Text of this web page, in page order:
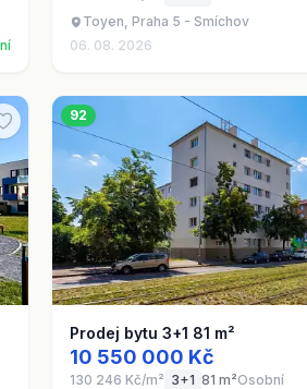
Toyen, Praha 5 - Smíchov
06. 08. 2026
92
Prodej bytu 3+1 81 m²
10 550 000 Kč
130 246 Kč/m² 3+1 81 m²Osobní